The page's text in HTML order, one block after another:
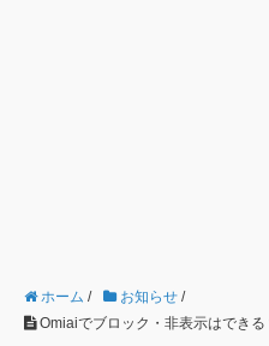
ホーム / お知らせ /
Omiaiでブロック・非表示はでき